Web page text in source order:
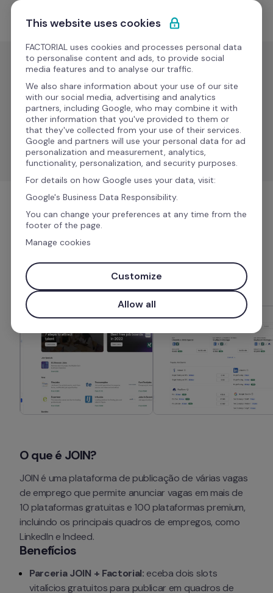
Pular para o conteúdo
Experimente Grátis
Recrutamento e
ATS
JOIN
Simplifique seu processo de contratação e alcance
um público mais amplo.
Recrutamento e ATS
Mais informações
O que é JOIN?
JOIN é uma plataforma de publicação de várias vagas
de emprego que permite anunciar vagas em mais de
10 plataformas gratuitas e 100 plataformas premium,
incluindo os principais quadros de empregos, como
LinkedIn e Indeed.
Benefícios
Parceria JOIN + Factorial: eceba dois slots
vitalícios gratuitos para publicar em quadros de
This website uses cookies
FACTORIAL uses cookies and processes personal data
to personalise content and ads, to provide social
media features and to analyse our traffic.
We also share information about your use of our site
with our social media, advertising and analytics
partners, including Google, who may combine it with
other information that you've provided to them or
that they've collected from your use of their services.
Google and partners will use your personal data for ad
personalization and measurement, analytics,
functionality, personalization, and security purposes.
For details on how Google uses your data, visit:
Google's Business Data Responsibility.
You can change your preferences at any time from the
footer of the page.
Manage cookies
Customize
Allow all